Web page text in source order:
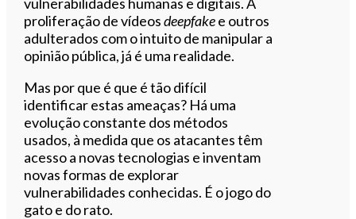
proliferação de vídeosdeepfakee outros
adulterados com o intuito de manipular a
opinião pública, já é uma realidade.
Mas por que é que é tão difícil
identificar estas ameaças? Há uma
evolução constante dos métodos
usados, à medida que os atacantes têm
acesso a novas tecnologias e inventam
novas formas de explorar
vulnerabilidades conhecidas. É o jogo do
gato e do rato.